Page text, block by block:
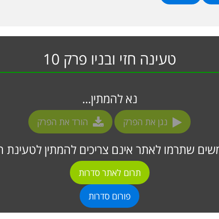
טעינה חזי ובניו פרק 10
נא להמתין...
נגן את הפרק הורד את הפרק
שתרמו לאתר אינם צריכים להמתין לטעינת
תרום לאתר סדרות
פורום סדרות